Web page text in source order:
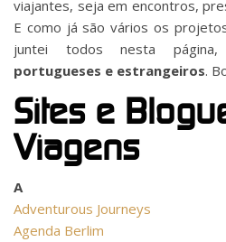
viajantes, seja em encontros,
E como já são vários os
juntei todos nesta página,
portugueses e estrangeiros.
Sites e
Viagens
A
Adventurous Journeys
Agenda Berlim